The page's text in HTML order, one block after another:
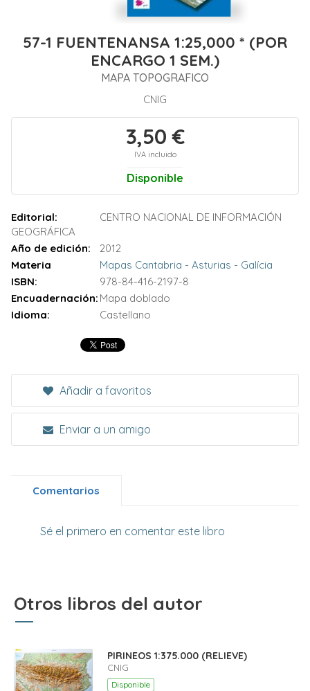
57-1 FUENTENANSA 1:25,000 * (POR
ENCARGO 1 SEM.)
MAPA TOPOGRAFICO
CNIG
3,50 €
IVA incluido
Disponible
Editorial:
CENTRO NACIONAL DE INFORMACIÓN
GEOGRÁFICA
Año de edición:
2012
Materia
Mapas Cantabria - Asturias - Galícia
ISBN:
978-84-416-2197-8
Encuadernación: Mapa doblado
Idioma:
Castellano
Añadir a favoritos
Enviar a un amigo
Comentarios
Sé el primero en comentar este libro
Otros libros del autor
PIRINEOS 1:375.000 (RELIEVE)
CNIG
Disponible